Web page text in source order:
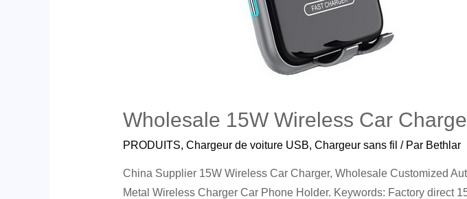
Wholesale 15W Wireless Car
PRODUITS, Chargeur de voiture USB, Chargeur sans fil / Par Bethlar
China Supplier 15W Wireless Car Charger, Wholesale Customized
Metal Wireless Charger Car Phone Holder. Keywords: Factory direct